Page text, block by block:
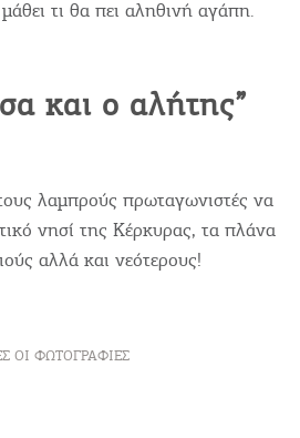
τι θα πει αληθινή αγάπη.
και ο αλήτης”
λαμπρούς πρωταγωνιστές να
νησί της Κέρκυρας, τα πλάνα
αλλά και νεότερους!
ΟΙ ΦΩΤΟΓΡΑΦΊΕΣ